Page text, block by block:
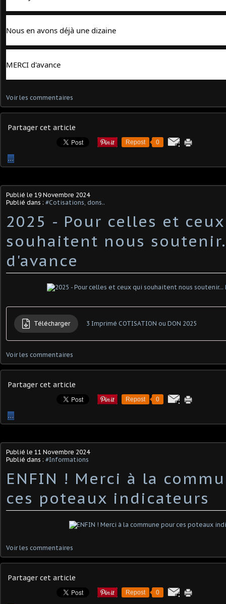
Nous en avons déjà une dizaine
MERCI d'avance
Voir les commentaires
Partager cet article
Repost 0
…
Publié le 19 Novembre 2024
Publié dans : #Cotisations, dons..
2025 - Pour celles et
souhaitent nous
d'avance
Télécharger 3 Imprimé COTISATION ou DON 2025
Voir les commentaires
Partager cet article
Repost 0
…
Publié le 11 Novembre 2024
Publié dans : #Informations
ENFIN ! Merci à la
ces poteaux indicateurs
Voir les commentaires
Partager cet article
Repost 0